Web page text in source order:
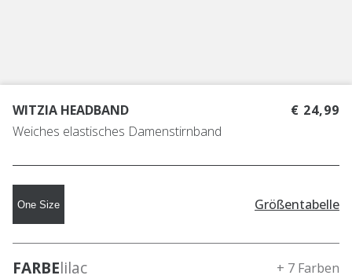
WITZIA HEADBAND
Weiches elastisches Damenstirnband
€ 24,99
One Size Größentabelle
FARBElilac + 7 Farben